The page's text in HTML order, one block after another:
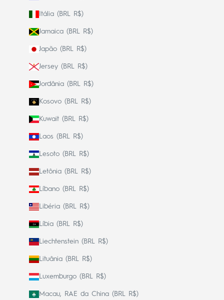
Itália (BRL R$)
Jamaica (BRL R$)
Japão (BRL R$)
Jersey (BRL R$)
Jordânia (BRL R$)
Kosovo (BRL R$)
Kuwait (BRL R$)
Laos (BRL R$)
Lesoto (BRL R$)
Letônia (BRL R$)
Líbano (BRL R$)
Libéria (BRL R$)
Líbia (BRL R$)
Liechtenstein (BRL R$)
Lituânia (BRL R$)
Luxemburgo (BRL R$)
Macau, RAE da China (BRL R$)